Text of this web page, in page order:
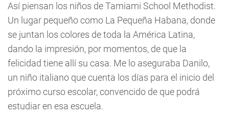
Así piensan los niños de Tamiami School Methodist.
Un lugar pequeño como La Pequeña Habana, donde
se juntan los colores de toda la América Latina,
dando la impresión, por momentos, de que la
felicidad tiene allí su casa. Me lo aseguraba Danilo,
un niño italiano que cuenta los días para el inicio del
próximo curso escolar, convencido de que podrá
estudiar en esa escuela.